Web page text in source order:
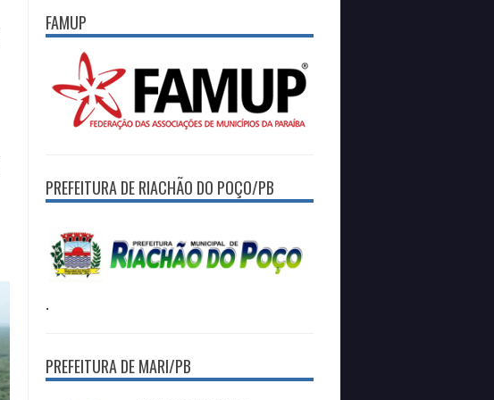
FAMUP
PREFEITURA DE RIACHÃO DO POÇO/PB
.
PREFEITURA DE MARI/PB